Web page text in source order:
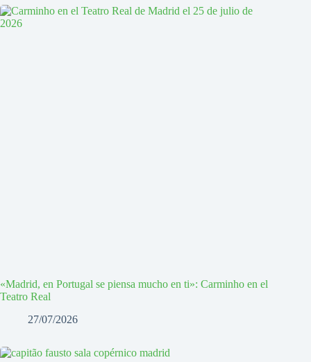
«Madrid, en Portugal se piensa mucho en ti»: Carminho en el
Teatro Real
27/07/2026